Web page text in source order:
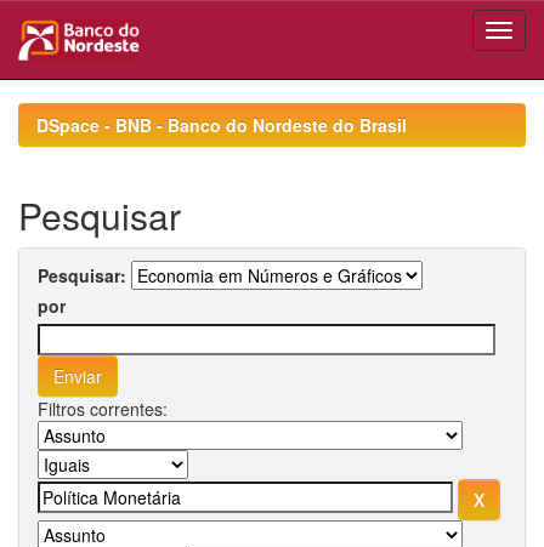
navigationDSpace - BNB - Banco do Nordeste do Brasil
Pesquisar
Pesquisar:
por
Filtros correntes: